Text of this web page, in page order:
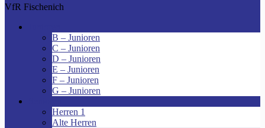
VfR Fischenich
B – Junioren
C – Junioren
D – Junioren
E – Junioren
F – Junioren
G – Junioren
Herren 1
Alte Herren